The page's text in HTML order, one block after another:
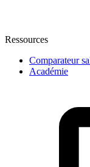
Ressources
Comparateur
Académie